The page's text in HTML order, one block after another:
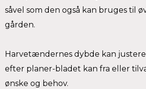
såvel som den også kan bruges til
gården.
Harvetændernes dybde kan
efter planer-bladet kan fra eller
ønske og behov.